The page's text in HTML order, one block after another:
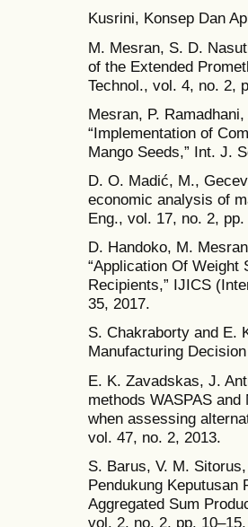
Kusrini, Konsep Dan
M. Mesran, S. D.
of the Extended
Technol., vol. 4, no. 2,
Mesran, P.
“Implementation of
Mango Seeds,” Int. J.
D. O. Madić, M.,
economic analysis of
Eng., vol. 17, no. 2, pp.
D. Handoko, M.
“Application Of Weight
Recipients,” IJICS
35, 2017.
S. Chakraborty and E.
Manufacturing
E. K. Zavadskas, J.
methods WASPAS
when assessing
vol. 47, no. 2, 2013.
S. Barus, V. M.
Pendukung Keputusan
Aggregated Sum
vol. 2, no. 2, pp.